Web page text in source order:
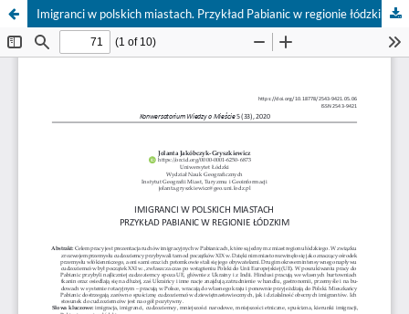
Imigranci w polskich miastach. Przykład Pabianic w regionie łódzkim